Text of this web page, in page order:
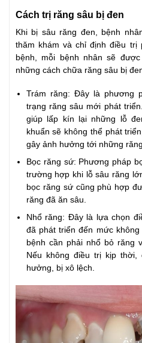
Cách trị răng sâu bị đen
Khi bị sâu răng đen, bệnh
thăm khám và chỉ định điều trị
bệnh, mỗi bệnh nhân sẽ
những cách chữa răng sâu bị
Trám răng: Đây là phương
trạng răng sâu mới phát
giúp lấp kín lại những lỗ
khuẩn sẽ không thể phát
gây ảnh hưởng tới những
Bọc răng sứ: Phương pháp
trường hợp khi lỗ sâu răng
bọc răng sứ cũng phù hợp
răng đã ăn sâu.
Nhổ răng: Đây là lựa chọn
đã phát triển đến mức
bệnh cần phải nhổ bỏ răng
Nếu không điều trị kịp
hưởng, bị xô lệch.